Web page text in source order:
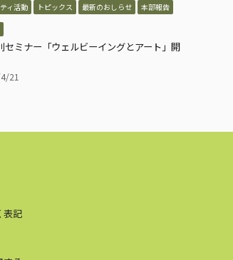
ィ活動 トピックス 最新のおしらせ 本部報告
セミナー「ウェルビーイングとアート」開
21
表記